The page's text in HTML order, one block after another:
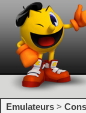
Emulateurs >